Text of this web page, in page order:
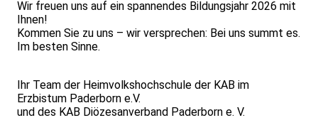
Wir freuen uns auf ein spannendes Bildungsjahr 2026 mit
Ihnen!
Kommen Sie zu uns – wir versprechen: Bei uns summt es.
Im besten Sinne.
Ihr Team der Heimvolkshochschule der KAB im
Erzbistum Paderborn e.V.
und des KAB Diözesanverband Paderborn e. V.